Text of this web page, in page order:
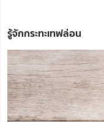
รู้จักกระทะเทฟล่อน